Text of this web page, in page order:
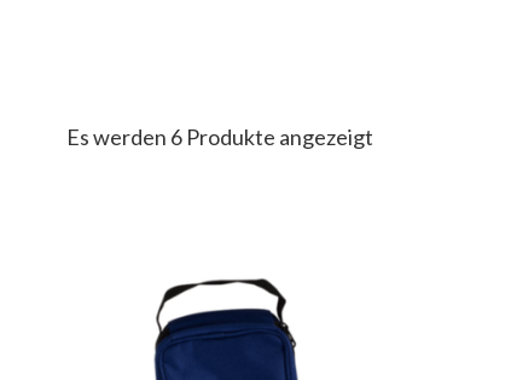
Es werden 6 Produkte angezeigt